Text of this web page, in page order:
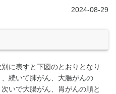
2024-08-29
に表すと下図のとおりとなり
続いて肺がん、大腸がんの
いで大腸がん、胃がんの順と